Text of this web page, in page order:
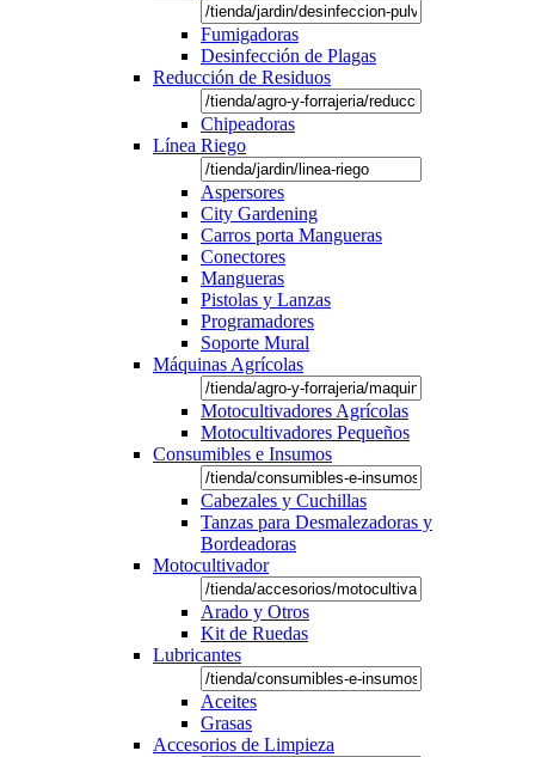
Fumigadoras
Desinfección de Plagas
Reducción de Residuos
Chipeadoras
Línea Riego
Aspersores
City Gardening
Carros porta Mangueras
Conectores
Mangueras
Pistolas y Lanzas
Programadores
Soporte Mural
Máquinas Agrícolas
Motocultivadores Agrícolas
Motocultivadores Pequeños
Consumibles e Insumos
Cabezales y Cuchillas
Tanzas para Desmalezadoras y
Bordeadoras
Motocultivador
Arado y Otros
Kit de Ruedas
Lubricantes
Aceites
Grasas
Accesorios de Limpieza